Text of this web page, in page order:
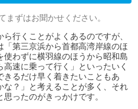
まずはお聞かせください。
行くことがよくあるのですが、
第三京浜から首都高湾岸線のほ
使わずに横羽線のほうから昭和島
速に乗って行く」といったいく
るだけ早く着きたいこともあ
な？」と考えることが多く、それ
ったのがきっかけです。